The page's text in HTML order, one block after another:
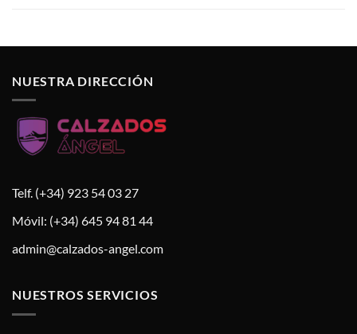
NUESTRA DIRECCIÓN
Telf. (+34) 923 54 03 27
Móvil: (+34) 645 94 81 44
admin@calzados-angel.com
NUESTROS SERVICIOS